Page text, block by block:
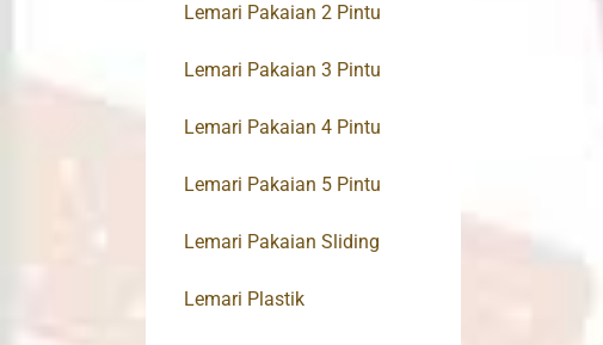
Lemari Pakaian 2 Pintu
Lemari Pakaian 3 Pintu
Lemari Pakaian 4 Pintu
Lemari Pakaian 5 Pintu
Lemari Pakaian Sliding
Lemari Plastik